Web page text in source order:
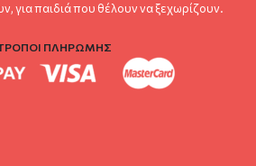
για παιδιά που θέλουν να ξεχωρίζουν.
ΠΛΗΡΩΜΗΣ